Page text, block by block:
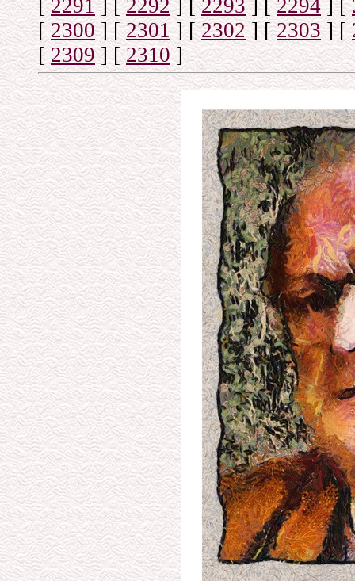
[2291] [2292] [2293] [2294] [
[ 2300] [2301] [2302] [2303] [
[2309] [2310]